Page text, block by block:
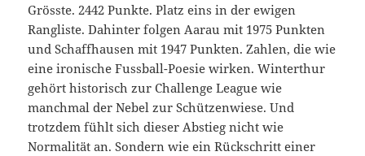
Grösste. 2442 Punkte. Platz eins in der ewigen
Rangliste. Dahinter folgen Aarau mit 1975 Punkten
und Schaffhausen mit 1947 Punkten. Zahlen, die wie
eine ironische Fussball-Poesie wirken. Winterthur
gehört historisch zur Challenge League wie
manchmal der Nebel zur Schützenwiese. Und
trotzdem fühlt sich dieser Abstieg nicht wie
Normalität an. Sondern wie ein Rückschritt einer